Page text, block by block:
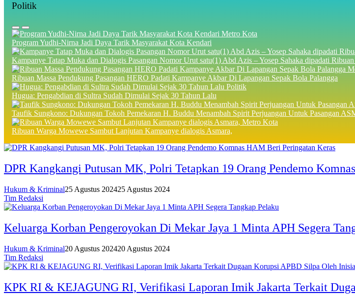
Politik
Metro Kota
Program Yudhi-Nirna Jadi Daya Tarik Masyarakat Kota Kendari
Kampanye Tatap Muka dan Dialogis Pasangan Nomor Urut satu(1) Abd Azis – Yosep Sahaka dipadati
Ribuan Massa Pendukung Pasangan HERO Padati Kampanye Akbar Di Lapangan Sepak Bola Palangga
Politik
Hugua: Pengabdian di Sultra Sudah Dimulai Sejak 30 Tahun Lalu
Taufik Sungkono: Dukungan Tokoh Pemekaran H. Buddu Menambah Spirit Perjuangan Untuk Pasangan
Metro Kota
Ribuan Warga Mowewe Sambut Lanjutan Kampanye dialogis Asmara,
DPR Kangkangi Putusan MK, Polri Tetapkan 19 Orang Pendemo
Hukum & Kriminal25 Agustus 202425 Agustus 2024
Tim Redaksi
Keluarga Korban Pengeroyokan Di Mekar Jaya 1 Minta APH Segera
Hukum & Kriminal20 Agustus 202420 Agustus 2024
Tim Redaksi
KPK RI & KEJAGUNG RI, Verifikasi Laporan Imik Jakarta Terkait